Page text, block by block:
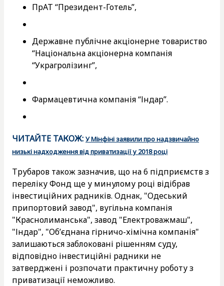
ПрАТ “Президент-Готель”,
Державне публічне акціонерне товариство
“Національна акціонерна компанія
“Украгролізинг”,
Фармацевтична компанія “Індар”.
ЧИТАЙТЕ ТАКОЖ: У Мінфіні заявили про надзвичайно
низькі надходження від приватизації у 2018 році
Трубаров також зазначив, що на 6 підприємств з
переліку Фонд ще у минулому році відібрав
інвестиційних радників. Однак, "Одеський
припортовий завод", вугільна компанія
"Краснолиманська", завод "Електроважмаш",
"Індар", "Об’єднана гірничо-хімічна компанія"
залишаються заблоковані рішенням суду,
відповідно інвестиційні радники не
затверджені і розпочати практичну роботу з
приватизації неможливо.